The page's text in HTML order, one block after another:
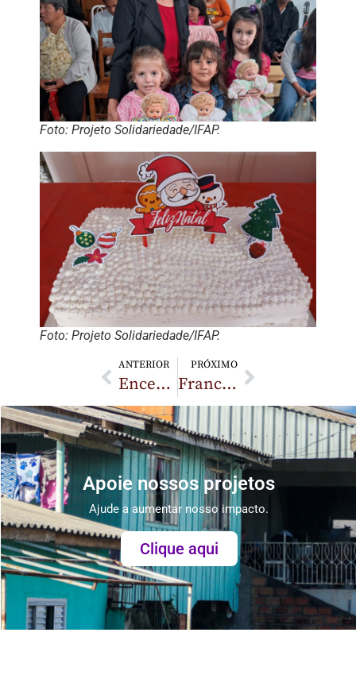
Foto: Projeto Solidariedade/IFAP.
Foto: Projeto Solidariedade/IFAP.
ANTERIOR
Encerramento de atividades em 2024: Projetos celebram União e Trabalho Comunitário no Bairro Martello, em Caçador (SC)
PRÓXIMO
Francisco divulga Mensagem para o 59º Dia Mundial das Comunicações Socias
Apoie nossos projetos
Ajude a aumentar nosso impacto.
Clique aqui